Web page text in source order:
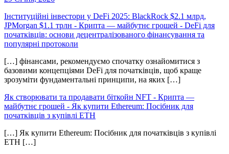
Інституційні інвестори у DeFi 2025: BlackRock $2.1 млрд,
JPMorgan $1.1 трлн - Крипта — майбутнє грошей - DeFi для
початківців: основи децентралізованого фінансування та
популярні протоколи
[…] фінансами, рекомендуємо спочатку ознайомитися з
базовими концепціями DeFi для початківців, щоб краще
зрозуміти фундаментальні принципи, на яких […]
Як створювати та продавати біткойн NFT - Крипта —
майбутнє грошей - Як купити Ethereum: Посібник для
початківців з купівлі ETH
[…] Як купити Ethereum: Посібник для початківців з купівлі
ETH […]